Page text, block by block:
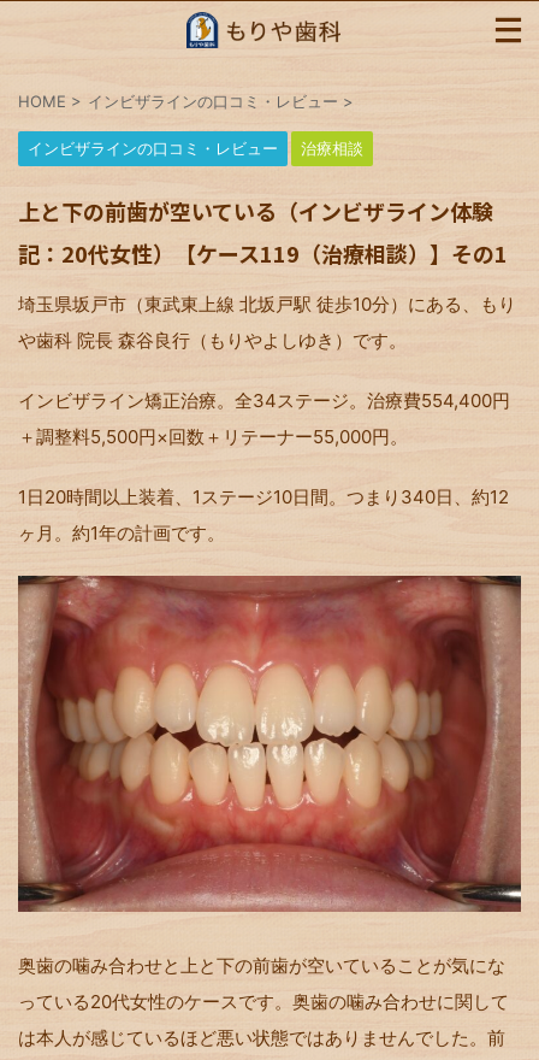
HOME > インビザラインの口コミ・レビュー >
インビザラインの口コミ・レビュー 治療相談
上と下の前歯が空いている（インビザライン体験
記：20代女性）【ケース119（治療相談）】その1
埼玉県坂戸市（東武東上線 北坂戸駅 徒歩10分）にある、もり
や歯科 院長 森谷良行（もりやよしゆき）です。
インビザライン矯正治療。全34ステージ。治療費554,400円
＋調整料5,500円×回数＋リテーナー55,000円。
1日20時間以上装着、1ステージ10日間。つまり340日、約12
ヶ月。約1年の計画です。
奥歯の噛み合わせと上と下の前歯が空いていることが気にな
っている20代女性のケースです。奥歯の噛み合わせに関して
は本人が感じているほど悪い状態ではありませんでした。前